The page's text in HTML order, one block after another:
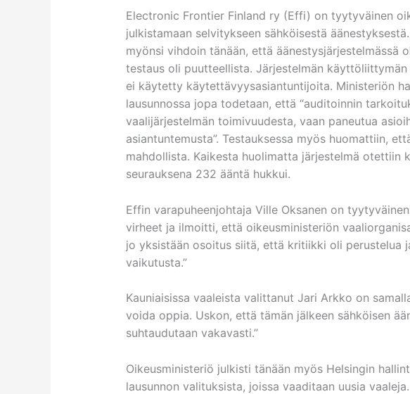
Electronic Frontier Finland ry (Effi) on tyytyväinen
julkistamaan selvitykseen sähköisestä
myönsi vihdoin tänään, että äänestysjärjestelmässä
testaus oli puutteellista. Järjestelmän käyttöliittymän
ei käytetty käytettävyysasiantuntijoita. Ministeriön
lausunnossa jopa todetaan, että “auditoinnin
vaalijärjestelmän toimivuudesta, vaan paneutua
asiantuntemusta”. Testauksessa myös huomattiin,
mahdollista. Kaikesta huolimatta järjestelmä otettiin
seurauksena 232 ääntä hukkui.
Effin varapuheenjohtaja Ville Oksanen on
virheet ja ilmoitti, että oikeusministeriön
jo yksistään osoitus siitä, että kritiikki oli perustelua
vaikutusta.”
Kauniaisissa vaaleista valittanut Jari Arkko on
voida oppia. Uskon, että tämän jälkeen sähköisen
suhtaudutaan vakavasti.”
Oikeusministeriö julkisti tänään myös Helsingin
lausunnon valituksista, joissa vaaditaan uusia